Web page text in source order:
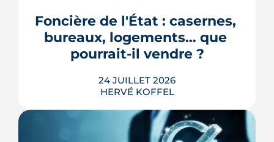
redessinera tout un pan du quartier
Jeanne-d'Arc jusqu'en 2030.
LIRE L'ARTICLE
Foncière de l'État : casernes,
bureaux, logements… que
pourrait-il vendre ?
24 JUILLET 2026
HERVÉ KOFFEL